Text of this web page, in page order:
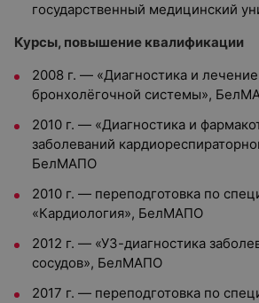
государственный медицинский
Курсы, повышение квалификации
2008 г. — «Диагностика и
бронхолёгочной системы»,
2010 г. — «Диагностика и
заболеваний
БелМАПО
2010 г. — переподготовка по
«Кардиология», БелМАПО
2012 г. — «УЗ-диагностика
сосудов», БелМАПО
2017 г. — переподготовка по